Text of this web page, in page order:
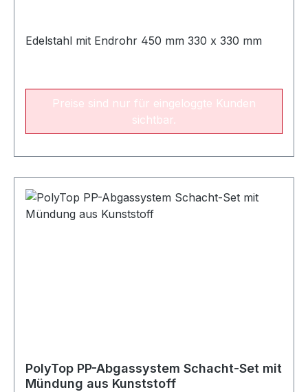
Edelstahl mit Endrohr 450 mm 330 x 330 mm
Preise sind nur für eingeloggte Kunden
sichtbar.
PolyTop PP-Abgassystem Schacht-Set mit
Mündung aus Kunststoff